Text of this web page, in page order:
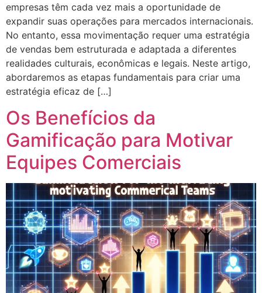
empresas têm cada vez mais a oportunidade de
expandir suas operações para mercados internacionais.
No entanto, essa movimentação requer uma estratégia
de vendas bem estruturada e adaptada a diferentes
realidades culturais, econômicas e legais. Neste artigo,
abordaremos as etapas fundamentais para criar uma
estratégia eficaz de […]
Os Benefícios da
Gamificação para Motivar
Equipes Comerciais